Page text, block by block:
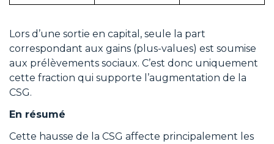
Lors d’une sortie en capital, seule la part
correspondant aux gains (plus-values) est soumise
aux prélèvements sociaux. C’est donc uniquement
cette fraction qui supporte l’augmentation de la
CSG.
En résumé
Cette hausse de la CSG affecte principalement les